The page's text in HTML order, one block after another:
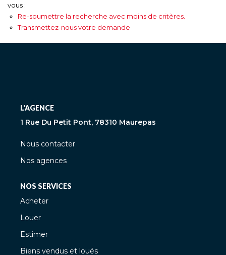
vous :
Re-soumettre la recherche avec moins de critères.
Transmettez-nous votre demande
L'AGENCE
1 Rue Du Petit Pont, 78310 Maurepas
Nous contacter
Nos agences
NOS SERVICES
Acheter
Louer
Estimer
Biens vendus et loués